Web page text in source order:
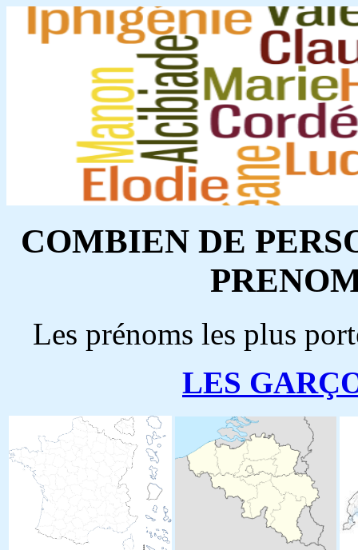
COMBIEN DE
Les prénoms les plus
LES